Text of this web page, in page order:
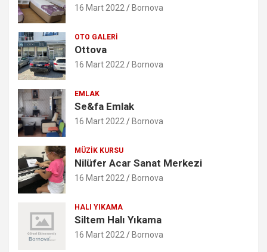
16 Mart 2022 Bornova
OTO GALERI
Ottova
16 Mart 2022 Bornova
EMLAK
Se&fa Emlak
16 Mart 2022 Bornova
MÜZIK KURSU
Nilüfer Acar Sanat Merkezi
16 Mart 2022 Bornova
HALI YIKAMA
Siltem Halı Yıkama
16 Mart 2022 Bornova